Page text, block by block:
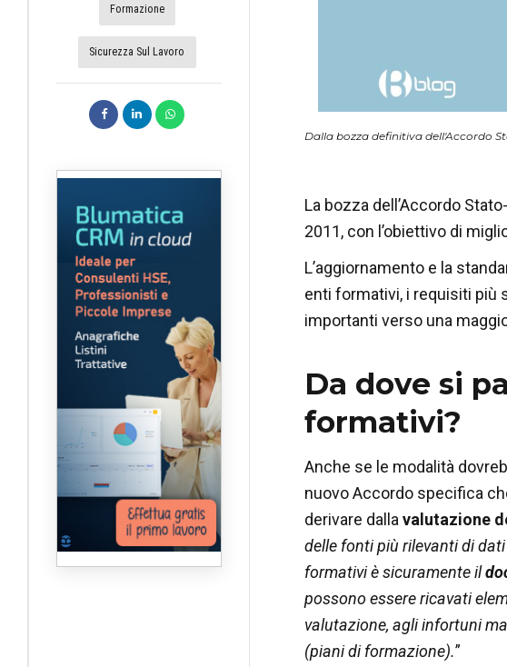
Formazione
Sicurezza Sul Lavoro
Dalla bozza definitiva dell'Accordo
La bozza dell’Accordo
2011, con l’obiettivo di
L’aggiornamento e la
enti formativi, i requisiti più
importanti verso una
Da dove si
formativi?
Anche se le modalità
nuovo Accordo specifica
derivare dalla valutazione
delle fonti più rilevanti di
formativi è sicuramente il
possono essere ricavati
valutazione, agli infortuni
(piani di formazione).”